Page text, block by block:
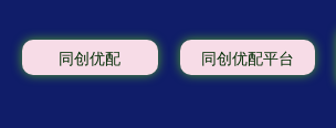
同创优配 同创优配平台